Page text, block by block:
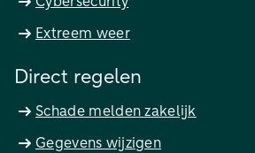
Extreem weer
Direct regelen
Schade melden zakelijk
Gegevens wijzigen